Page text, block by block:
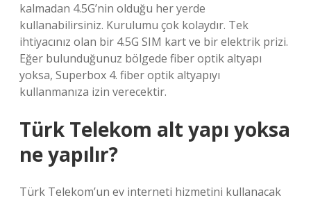
kalmadan 4.5G’nin olduğu her yerde
kullanabilirsiniz. Kurulumu çok kolaydır. Tek
ihtiyacınız olan bir 4.5G SIM kart ve bir elektrik prizi.
Eğer bulunduğunuz bölgede fiber optik altyapı
yoksa, Superbox 4. fiber optik altyapıyı
kullanmanıza izin verecektir.
Türk Telekom alt yapı yoksa
ne yapılır?
Türk Telekom’un ev interneti hizmetini kullanacak